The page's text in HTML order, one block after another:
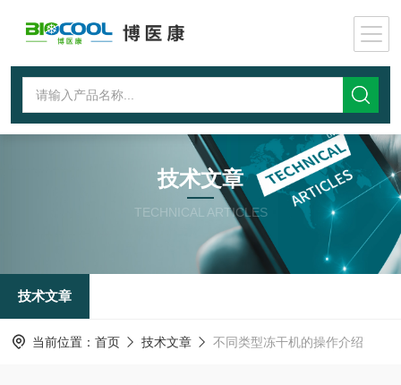
技术文章
TECHNICAL ARTICLES
技术文章
当前位置： 首页 技术文章 不同类型冻干机的操作介绍